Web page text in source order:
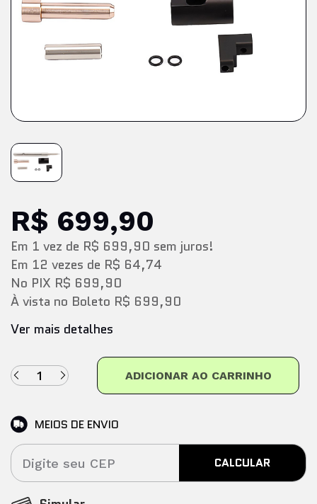
R$ 699,90
Em 1 vez de R$ 699,90 sem juros!
Em 12 vezes de R$ 64,74
No PIX R$ 699,90
À vista no Boleto R$ 699,90
Ver mais detalhes
ADICIONAR AO CARRINHO
MEIOS DE ENVIO
CALCULAR